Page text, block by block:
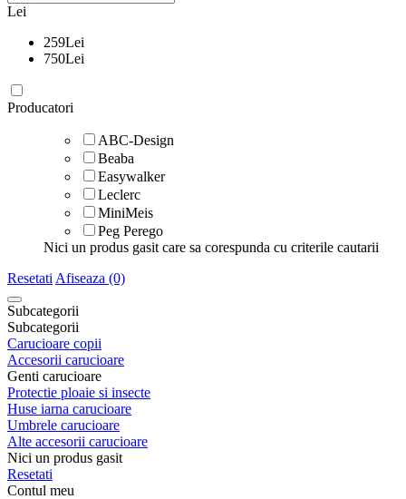
Lei
259Lei
750Lei
Producatori
ABC-Design
Beaba
Easywalker
Leclerc
MiniMeis
Peg Perego
Nici un produs gasit care sa corespunda cu criterile cautarii
Resetati Afiseaza (0)
Subcategorii
Subcategorii
Carucioare copii
Accesorii carucioare
Genti carucioare
Protectie ploaie si insecte
Huse iarna carucioare
Umbrele carucioare
Alte accesorii carucioare
Nici un produs gasit
Resetati
Contul meu